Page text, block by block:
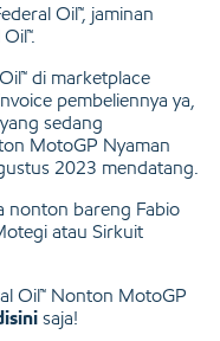
Oil™, jaminan
di marketplace
pembeliennya ya,
sedang
MotoGP Nyaman
2023 mendatang.
nonton bareng Fabio
atau Sirkuit
Oil™ Nonton MotoGP
saja!